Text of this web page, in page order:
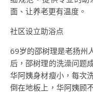
面、让养老更有温度。
社区设立助浴点
69岁的邵树理是老扬州
后，邵树理的洗澡问题
华阿姨身材瘦小，每次
倒在地板上，华阿姨顾